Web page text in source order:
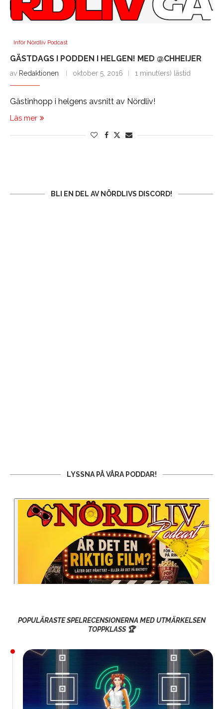
Inför Nördliv Podcast
GÄSTDAGS I PODDEN I HELGEN! MED @CHHEIJER
av Redaktionen oktober 5, 2016 1 minut(ers) lästid
Gästinhopp i helgens avsnitt av Nördliv!
Läs mer
BLI EN DEL AV NÖRDLIVS DISCORD!
LYSSNA PÅ VÅRA PODDAR!
POPULÄRASTE SPELRECENSIONERNA MED UTMÄRKELSEN
TOPPKLASS 🏆